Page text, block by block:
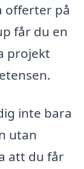
offerter på
får du en
projekt
inte bara
utan
att du får